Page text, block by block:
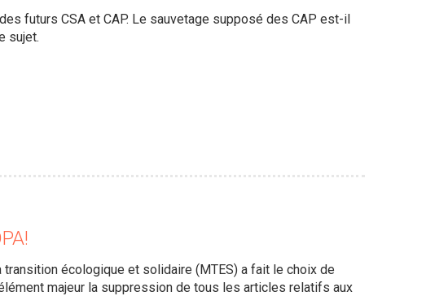
futurs CSA et CAP. Le sauvetage supposé des CAP est-il
sujet.
écologique et solidaire (MTES) a fait le choix de
majeur la suppression de tous les articles relatifs aux